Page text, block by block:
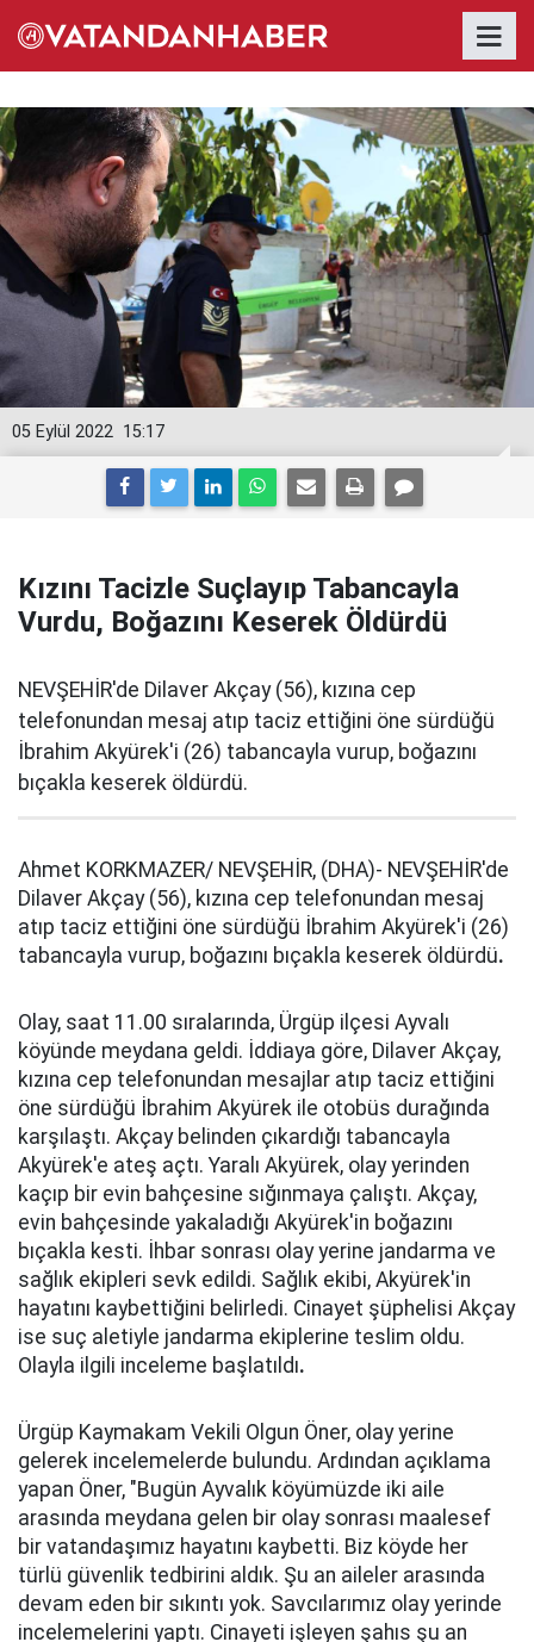
15:17
05 Eylül 2022
Kızını Tacizle Suçlayıp Tabancayla
Vurdu, Boğazını Keserek Öldürdü
NEVŞEHİR'de Dilaver Akçay (56), kızına cep
telefonundan mesaj atıp taciz ettiğini öne sürdüğü
İbrahim Akyürek'i (26) tabancayla vurup, boğazını
bıçakla keserek öldürdü.
Ahmet KORKMAZER/ NEVŞEHİR, (DHA)- NEVŞEHİR'de
Dilaver Akçay (56), kızına cep telefonundan mesaj
atıp taciz ettiğini öne sürdüğü İbrahim Akyürek'i (26)
tabancayla vurup, boğazını bıçakla keserek öldürdü.
Olay, saat 11.00 sıralarında, Ürgüp ilçesi Ayvalı
köyünde meydana geldi. İddiaya göre, Dilaver Akçay,
kızına cep telefonundan mesajlar atıp taciz ettiğini
öne sürdüğü İbrahim Akyürek ile otobüs durağında
karşılaştı. Akçay belinden çıkardığı tabancayla
Akyürek'e ateş açtı. Yaralı Akyürek, olay yerinden
kaçıp bir evin bahçesine sığınmaya çalıştı. Akçay,
evin bahçesinde yakaladığı Akyürek'in boğazını
bıçakla kesti. İhbar sonrası olay yerine jandarma ve
sağlık ekipleri sevk edildi. Sağlık ekibi, Akyürek'in
hayatını kaybettiğini belirledi. Cinayet şüphelisi Akçay
ise suç aletiyle jandarma ekiplerine teslim oldu.
Olayla ilgili inceleme başlatıldı.
Ürgüp Kaymakam Vekili Olgun Öner, olay yerine
gelerek incelemelerde bulundu. Ardından açıklama
yapan Öner, "Bugün Ayvalık köyümüzde iki aile
arasında meydana gelen bir olay sonrası maalesef
bir vatandaşımız hayatını kaybetti. Biz köyde her
türlü güvenlik tedbirini aldık. Şu an aileler arasında
devam eden bir sıkıntı yok. Savcılarımız olay yerinde
incelemelerini yaptı. Cinayeti işleyen şahıs şu an